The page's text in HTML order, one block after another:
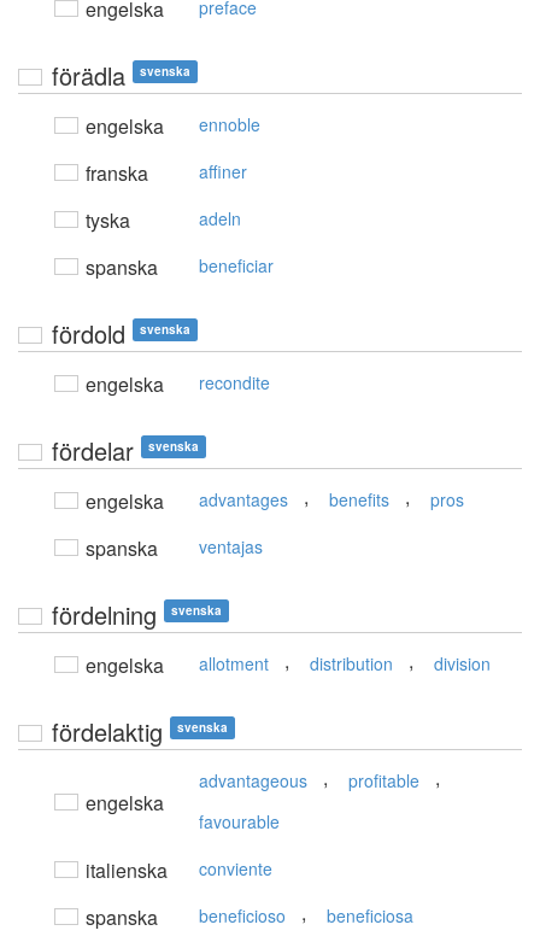
engelska preface
förädla svenska
engelska ennoble
franska affiner
tyska adeln
spanska beneficiar
fördold svenska
engelska recondite
fördelar svenska
engelska advantages , benefits , pros
spanska ventajas
fördelning svenska
engelska allotment , distribution , division
fördelaktig svenska
engelska
advantageous , profitable ,
favourable
italienska conviente
spanska beneficioso , beneficiosa